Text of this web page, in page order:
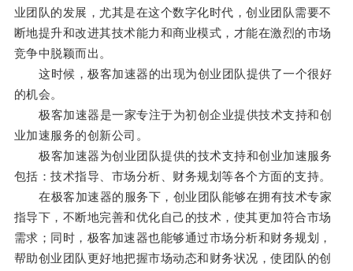
业团队的发展，尤其是在这个数字化时代，创业团队需要不
断地提升和改进其技术能力和商业模式，才能在激烈的市场
竞争中脱颖而出。
这时候，极客加速器的出现为创业团队提供了一个很好
的机会。
极客加速器是一家专注于为初创企业提供技术支持和创
业加速服务的创新公司。
极客加速器为创业团队提供的技术支持和创业加速服务
包括：技术指导、市场分析、财务规划等各个方面的支持。
在极客加速器的服务下，创业团队能够在拥有技术专家
指导下，不断地完善和优化自己的技术，使其更加符合市场
需求；同时，极客加速器也能够通过市场分析和财务规划，
帮助创业团队更好地把握市场动态和财务状况，使团队的创